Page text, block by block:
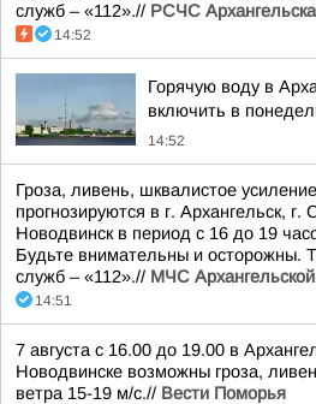
служб – «112».// РСЧС
14:52
Горячую воду в
включить в
14:52
Гроза, ливень, шквалистое
прогнозируются в г. Архангельск, г.
Новодвинск в период с 16 до 19
Будьте внимательны и осторожны.
служб – «112».// МЧС
14:51
7 августа с 16.00 до 19.00 в
Новодвинске возможны гроза,
ветра 15-19 м/с.// Вести Поморья